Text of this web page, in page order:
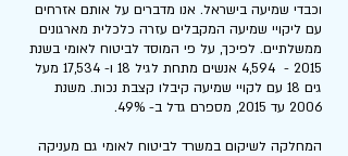
וכבדי שמיעה בישראל. אנו מדברים על אותם אזרחים
עם ליקויי שמיעה המקבלים עזרה כלכלית מארגונים
ממשלתיים. לפיכך, על פי המוסד לביטוח לאומי בשנת
2015 - 4,594 אנשים מתחת לגיל 18 ו- 17,534 מעל
גים 18 עם לקויי שמיעה קיבלו קצבת נכות. משנת
2006 עד 2015, מספרם גדל ב- 49%.
המחלקה לשיקום במשרד לביטוח לאומי גם מעניקה